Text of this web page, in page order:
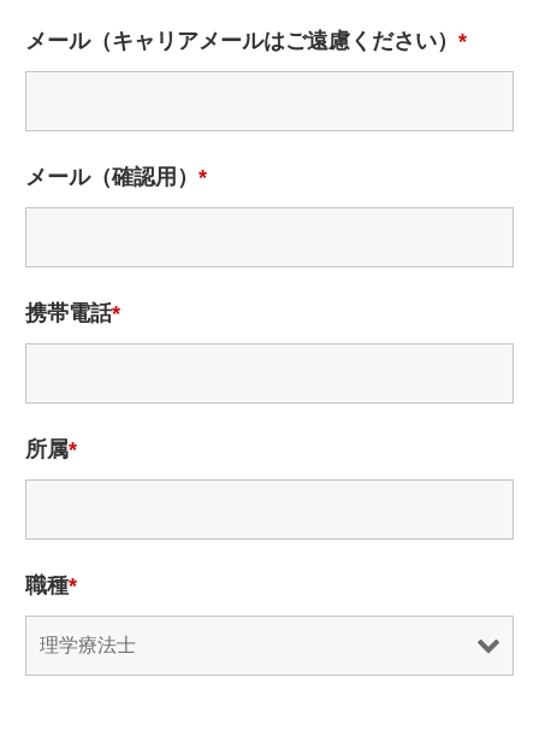
メール（キャリアメールはご遠慮ください） *
メール（確認用） *
携帯電話*
所属*
職種*